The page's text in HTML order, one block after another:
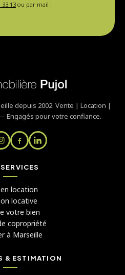
33 13 ou par mail :
depuis 2002. Vente | Location |
Engagés pour votre confiance.
location
locative
votre bien
copropriété
à Marseille
& ESTIMATION